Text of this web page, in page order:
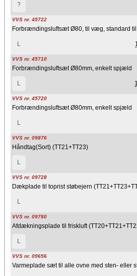
?
VVS nr. 45722
Forbrændingsluftsæt Ø80, til væg, standard
L
VVS nr. 45710
Forbrændingsluftsæt Ø80mm, enkelt spjæld
L
VVS nr. 45720
Forbrændingsluftsæt Ø80mm, enkelt spjæld
L
VVS nr. 09876
Håndtag(Sort) (TT21+TT23)
L
VVS nr. 09728
Dækplade til toprist støbejern
L
VVS nr. 09780
Afdækningsplade til friskluft
L
VVS nr. 09656
Varmeplade sæt til alle ovne med sten- eller